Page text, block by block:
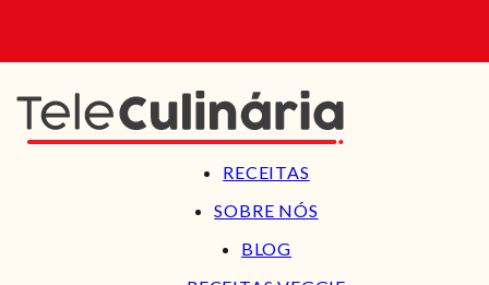
RECEITAS
SOBRE NÓS
BLOG